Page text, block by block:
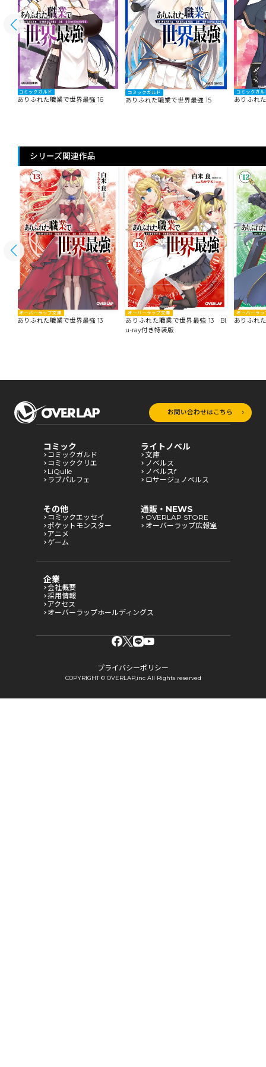
コミックガルド
ありふれた職業で世界最強 16
コミックガルド
ありふれた職業で世界最強 15
コミックガル
ありふれ
シリーズ関連作品
オーバーラップ文庫
ありふれた職業で世界最強 13
オーバーラップ文庫
ありふれた職業で世界最強 13 Bl
u-ray付き特装版
オーバーラッ
ありふれ
お問い合わせはこちら
コミック
コミックガルド
コミッククリエ
LiQulle
ラブパルフェ
ライトノベル
文庫
ノベルス
ノベルスf
ロサージュノベルス
その他
コミックエッセイ
ポケットモンスター
アニメ
ゲーム
通販・NEWS
OVERLAP STORE
オーバーラップ広報室
企業
会社概要
採用情報
アクセス
オーバーラップホールディングス
プライバシーポリシー
COPYRIGHT © OVERLAP,inc All Rights reserved